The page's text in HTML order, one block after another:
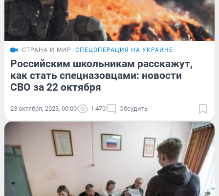
СТРАНА И МИР СПЕЦОПЕРАЦИЯ НА УКРАИНЕ
Российским школьникам расскажут,
как стать спецназовцами: новости
СВО за 22 октября
23 октября, 2023, 00:00 1 470 Обсудить